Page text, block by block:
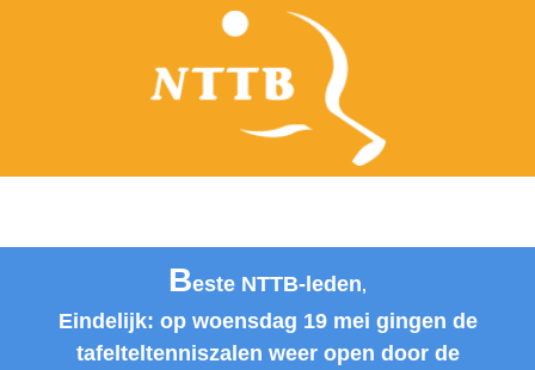
Beste NTTB-leden,
Eindelijk: op woensdag 19 mei gingen de
tafelteltenniszalen weer open door de